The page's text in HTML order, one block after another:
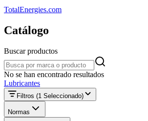
TotalEnergies.com
Catálogo
Buscar productos
Buscar productos
No se han encontrado resultados
Lubricantes
Filtros (1 Seleccionado)
Normas